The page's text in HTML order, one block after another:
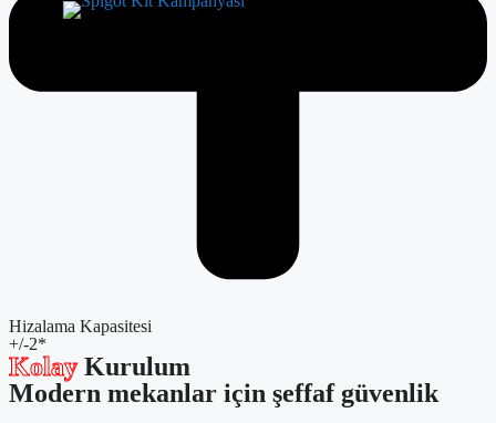
Hizalama Kapasitesi
+/-2*
KolayKurulum
Modern mekanlar için şeffaf güvenlik